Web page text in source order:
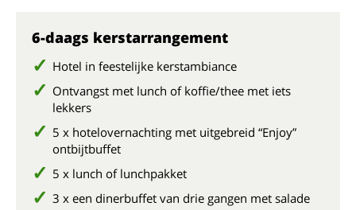
6-daags kerstarrangement
Hotel in feestelijke kerstambiance
Ontvangst met lunch of koffie/thee met iets
lekkers
5 x hotelovernachting met uitgebreid “Enjoy”
ontbijtbuffet
5 x lunch of lunchpakket
3 x een dinerbuffet van drie gangen met salade